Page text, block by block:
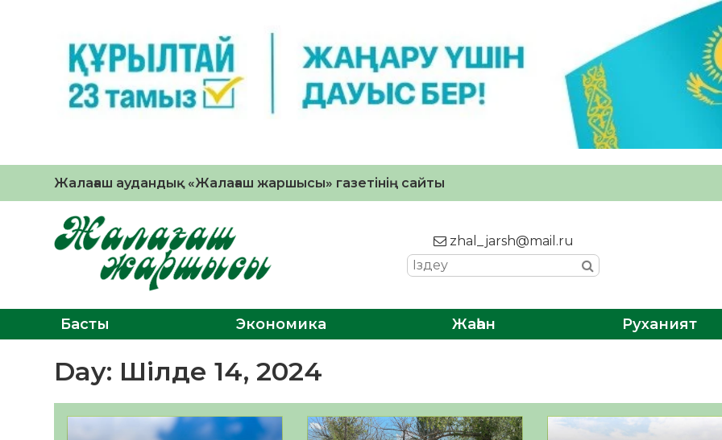
Жалағаш аудандық «Жалағаш жаршысы» газетінің сайты
zhal_jarsh@mail.ru
Басты Экономика Жаһан Руханият
Day: Шілде 14, 2024